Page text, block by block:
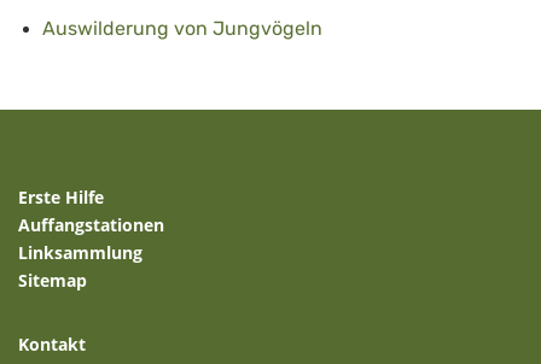
Auswilderung von Jungvögeln
Erste Hilfe
Auffangstationen
Linksammlung
Sitemap
Kontakt